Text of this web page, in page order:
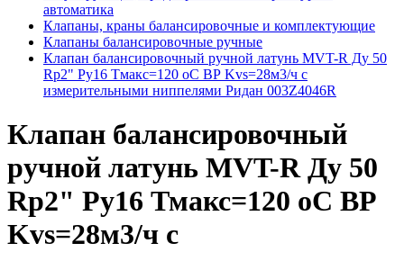
автоматика
Клапаны, краны балансировочные и комплектующие
Клапаны балансировочные ручные
Клапан балансировочный ручной латунь MVT-R Ду 50
Rp2" Ру16 Тмакс=120 оС ВР Kvs=28м3/ч с
измерительными ниппелями Ридан 003Z4046R
Клапан балансировочный
ручной латунь MVT-R Ду 50
Rp2" Ру16 Тмакс=120 оС ВР
Kvs=28м3/ч с